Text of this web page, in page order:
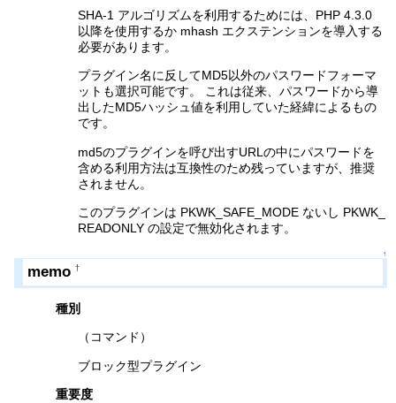
SHA-1 アルゴリズムを利用するためには、PHP 4.3.0
以降を使用するか mhash エクステンションを導入する
必要があります。
プラグイン名に反してMD5以外のパスワードフォーマ
ットも選択可能です。 これは従来、パスワードから導
出したMD5ハッシュ値を利用していた経緯によるもの
です。
md5のプラグインを呼び出すURLの中にパスワードを
含める利用方法は互換性のため残っていますが、推奨
されません。
このプラグインは PKWK_SAFE_MODE ないし PKWK_
READONLY の設定で無効化されます。
↑
memo†
種別
（コマンド）
ブロック型プラグイン
重要度